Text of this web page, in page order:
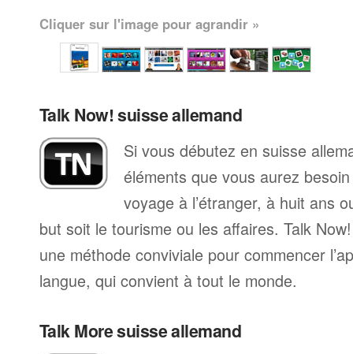
Cliquer sur l'image pour agrandir »
Talk Now! suisse allemand
Si vous débutez en suisse
éléments que vous aurez
voyage à l’étranger, à huit ans
but soit le tourisme ou les affaires. Talk
une méthode conviviale pour commencer
langue, qui convient à tout le monde.
Talk More suisse allemand